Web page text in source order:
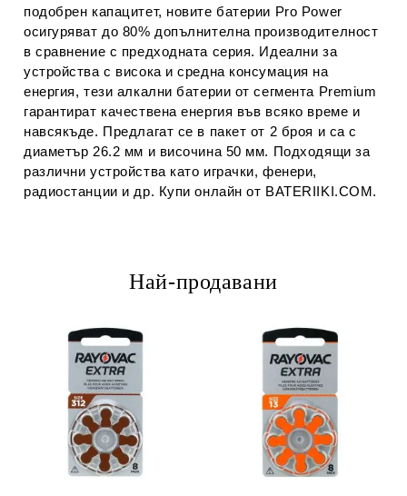
подобрен капацитет, новите батерии Pro Power
осигуряват до 80% допълнителна производителност
в сравнение с предходната серия. Идеални за
устройства с висока и средна консумация на
енергия, тези алкални батерии от сегмента Premium
гарантират качествена енергия във всяко време и
навсякъде. Предлагат се в пакет от 2 броя и са с
диаметър 26.2 мм и височина 50 мм. Подходящи за
различни устройства като играчки, фенери,
радиостанции и др. Купи онлайн от BATERIIKI.COM.
Най-продавани